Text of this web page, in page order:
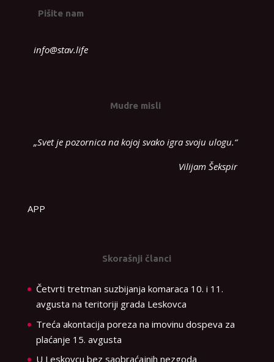
Pišite nam
info@stav.life
Mudre misli
„Svet je pozornica na kojoj svako igra svoju ulogu.“
Vilijam Šekspir
APP
Skorašnji članci
Četvrti tretman suzbijanja komaraca 10. i 11.
avgusta na teritoriji grada Leskovca
Treća akontacija poreza na imovinu dospeva za
plaćanje 15. avgusta
U Leskovcu bez saobraćajnih nezgoda